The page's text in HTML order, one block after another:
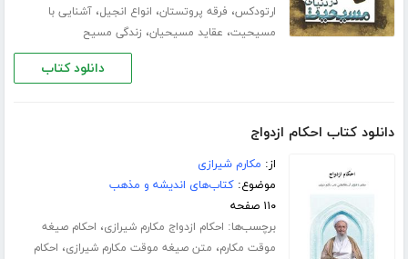
ارتودکس، فرقه پروتستان، انواع انجیل،آشنایی با
مسیحیت، عقاید مسیحیان، زندگی مسیح
دانلود کتاب
دانلود کتاب احکام ازدواج
از: مکارم شیرازی
موضوع:کتاب‌های اندیشه و مذهب
۱۱۰ صفحه
برچسب‌ها: احکام ازدواج مکارم شیرازی، احکام صیغه
موقت مکارم، متن صیغه موقت مکارم شیرازی، احکام